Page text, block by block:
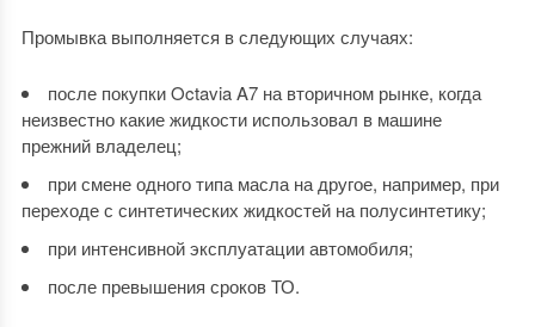
Промывка выполняется в следующих случаях:
после покупки Octavia A7 на вторичном рынке, когда
неизвестно какие жидкости использовал в машине
прежний владелец;
при смене одного типа масла на другое, например, при
переходе с синтетических жидкостей на полусинтетику;
при интенсивной эксплуатации автомобиля;
после превышения сроков ТО.